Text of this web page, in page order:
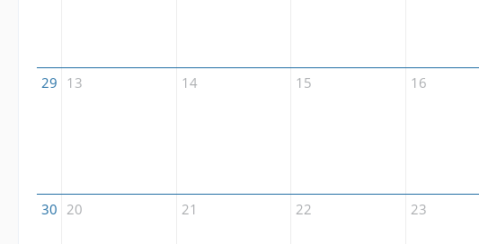
29 13 14 15 16
30 20 21 22 23